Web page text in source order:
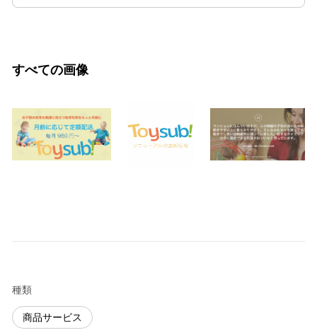
すべての画像
種類
商品サービス